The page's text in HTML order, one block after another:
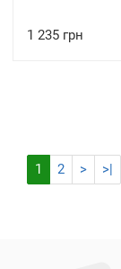
1 235 грн
1 2 > >|